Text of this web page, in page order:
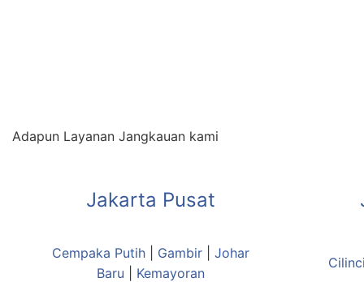
Adapun Layanan Jangkauan kami
Jakarta Pusat
Cempaka Putih Gambir
Johar
Baru
Kemayoran